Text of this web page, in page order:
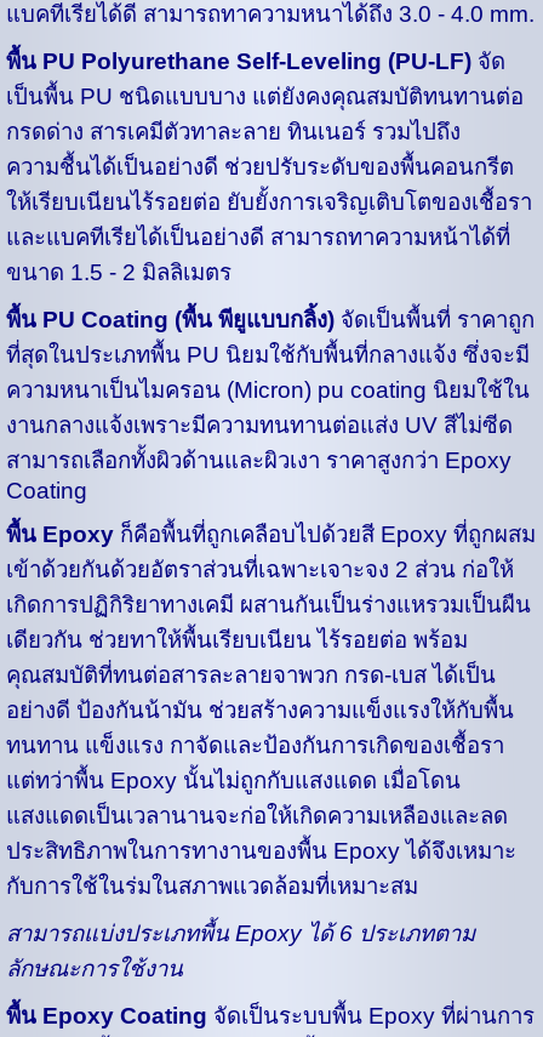
แบคทีเรียได้ดี สามารถทาความหนาได้ถึง 3.0 - 4.0 mm.
พื้น PU Polyurethane Self-Leveling (PU-LF)จัด
เป็นพื้น PU ชนิดแบบบาง แต่ยังคงคุณสมบัติทนทานต่อ
กรดด่าง สารเคมีตัวทาละลาย ทินเนอร์ รวมไปถึง
ความชื้นได้เป็นอย่างดี ช่วยปรับระดับของพื้นคอนกรีต
ให้เรียบเนียนไร้รอยต่อ ยับยั้งการเจริญเติบโตของเชื้อรา
และแบคทีเรียได้เป็นอย่างดี สามารถทาความหน้าได้ที่
ขนาด 1.5 - 2 มิลลิเมตร
พื้น PU Coating (พื้น พียูแบบกลิ้ง)จัดเป็นพื้นที่ ราคาถูก
ที่สุดในประเภทพื้น PU นิยมใช้กับพื้นที่กลางแจ้ง ซึ่งจะมี
ความหนาเป็นไมครอน (Micron) pu coating นิยมใช้ใน
งานกลางแจ้งเพราะมีความทนทานต่อแส่ง UV สีไม่ซีด
สามารถเลือกทั้งผิวด้านและผิวเงา ราคาสูงกว่า Epoxy
Coating
พื้น Epoxyก็คือพื้นที่ถูกเคลือบไปด้วยสี Epoxy ที่ถูกผสม
เข้าด้วยกันด้วยอัตราส่วนที่เฉพาะเจาะจง 2 ส่วน ก่อให้
เกิดการปฏิกิริยาทางเคมี ผสานกันเป็นร่างแหรวมเป็นผืน
เดียวกัน ช่วยทาให้พื้นเรียบเนียน ไร้รอยต่อ พร้อม
คุณสมบัติที่ทนต่อสารละลายจาพวก กรด-เบส ได้เป็น
อย่างดี ป้องกันน้ามัน ช่วยสร้างความแข็งแรงให้กับพื้น
ทนทาน แข็งแรง กาจัดและป้องกันการเกิดของเชื้อรา
แต่ทว่าพื้น Epoxy นั้นไม่ถูกกับแสงแดด เมื่อโดน
แสงแดดเป็นเวลานานจะก่อให้เกิดความเหลืองและลด
ประสิทธิภาพในการทางานของพื้น Epoxy ได้จึงเหมาะ
กับการใช้ในร่มในสภาพแวดล้อมที่เหมาะสม
สามารถแบ่งประเภทพื้น Epoxy ได้ 6 ประเภทตาม
ลักษณะการใช้งาน
พื้น Epoxy Coating จัดเป็นระบบพื้น Epoxy ที่ผ่านการ